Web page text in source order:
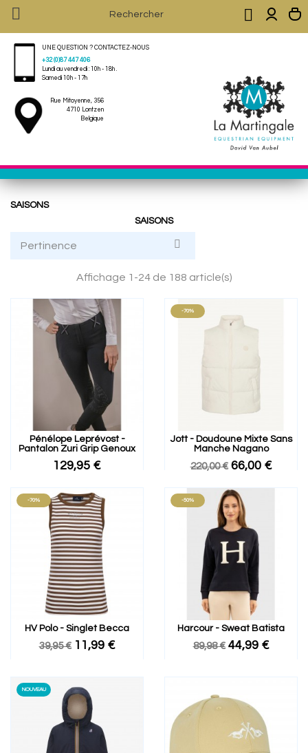
 
UNE QUESTION ? CONTACTEZ-NOUS
+32 (0)87 447 406
Lundi au vendredi : 10h - 18h .
Samedi 10h - 17h
Rue Mitoyenne, 356
4710 Lontzen
Belgique
SAISONS
SAISONS
Pertinence 
Affichage 1-24 de 188 article(s)
Pénélope Leprévost -
Pantalon Zuri Grip Genoux
129,95 €
Jott - Doudoune Mixte Sans
Manche Nagano
220,00 € 66,00 €
-70%
HV Polo - Singlet Becca
39,95 € 11,99 €
-70%
Harcour - Sweat Batista
89,98 € 44,99 €
-50%
NOUVEAU